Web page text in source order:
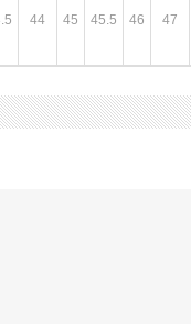
44 45 45.5 46 47